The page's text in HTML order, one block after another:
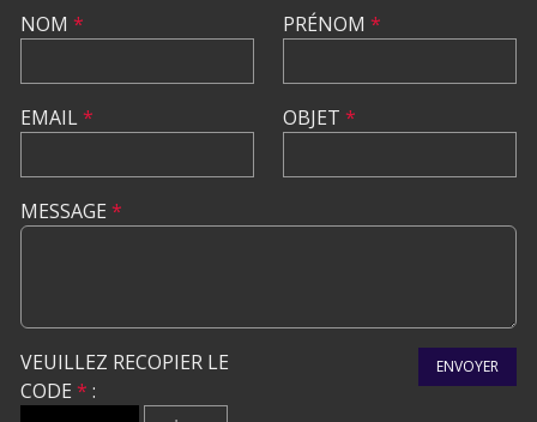
NOM *
EMAIL*
PRÉNOM *
OBJET *
MESSAGE *
VEUILLEZ RECOPIER LE
CODE * :
ENVOYER